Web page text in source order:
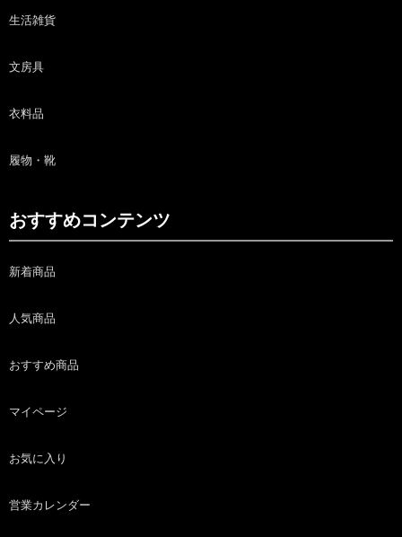
生活雑貨
文房具
衣料品
履物・靴
おすすめコンテンツ
新着商品
人気商品
おすすめ商品
マイページ
お気に入り
営業カレンダー